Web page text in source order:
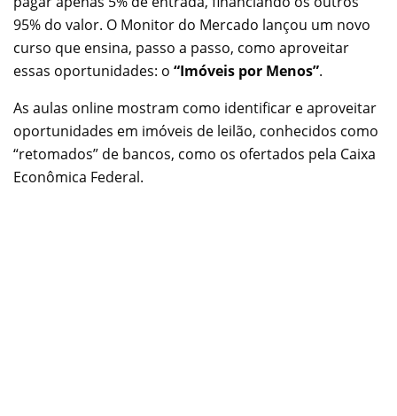
95% do valor. O Monitor do Mercado lançou um novo
curso que ensina, passo a passo, como aproveitar
essas oportunidades: o “Imóveis por Menos”.
As aulas online mostram como identificar e aproveitar
oportunidades em imóveis de leilão, conhecidos como
“retomados” de bancos, como os ofertados pela Caixa
Econômica Federal.